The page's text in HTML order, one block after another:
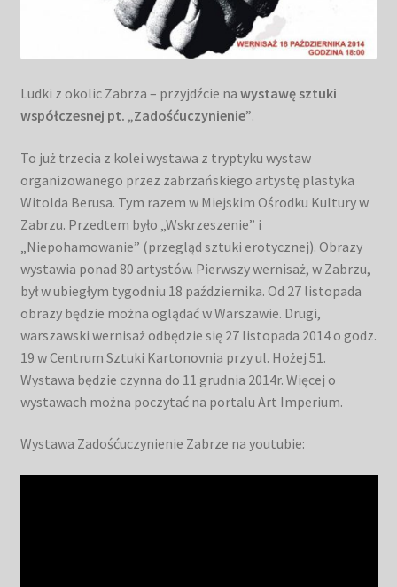
Ludki z okolic Zabrza – przyjdźcie na wystawę sztuki
współczesnej pt. „Zadośćuczynienie”.
To już trzecia z kolei wystawa z tryptyku wystaw
organizowanego przez zabrzańskiego artystę plastyka
Witolda Berusa. Tym razem w Miejskim Ośrodku Kultury w
Zabrzu. Przedtem było „Wskrzeszenie” i
„Niepohamowanie” (przegląd sztuki erotycznej). Obrazy
wystawia ponad 80 artystów. Pierwszy wernisaż, w Zabrzu,
był w ubiegłym tygodniu 18 października. Od 27 listopada
obrazy będzie można oglądać w Warszawie. Drugi,
warszawski wernisaż odbędzie się 27 listopada 2014 o godz.
19 w Centrum Sztuki Kartonovnia przy ul. Hożej 51.
Wystawa będzie czynna do 11 grudnia 2014r. Więcej o
wystawach można poczytać na portalu Art Imperium.
Wystawa Zadośćuczynienie Zabrze na youtubie: